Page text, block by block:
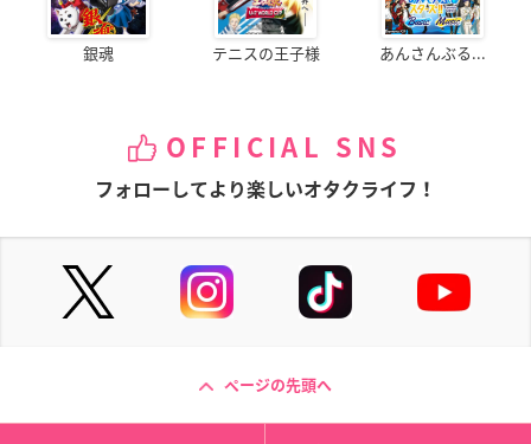
銀魂 テニスの王子様 あんさんぶる...
OFFICIAL SNS
フォローしてより楽しいオタクライフ！
ページの先頭へ